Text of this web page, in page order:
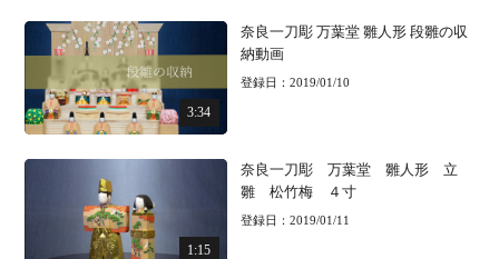
3:34
奈良一刀彫 万葉堂 雛人形 段雛の収
納動画
登録日：2019/01/10
1:15
奈良一刀彫 万葉堂 雛人形 立
雛 松竹梅 ４寸
登録日：2019/01/11